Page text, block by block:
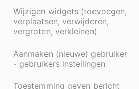
Wijzigen widgets (toevoegen,
verplaatsen, verwijderen,
vergroten, verkleinen)
Aanmaken (nieuwe) gebruiker
- gebruikers instellingen
Toestemming geven bericht